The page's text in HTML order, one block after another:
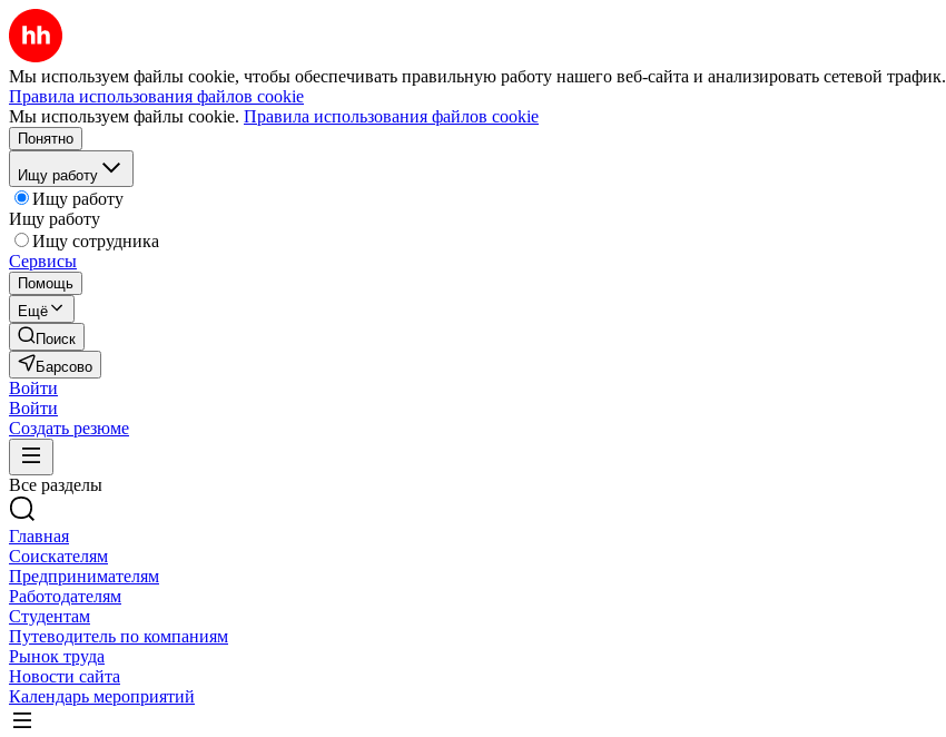
Мы используем файлы cookie, чтобы обеспечивать правильную работу нашего веб-сайта и анализировать сетевой трафик.
Правила использования файлов cookie
Мы используем файлы cookie. Правила использования файлов cookie
Понятно
Ищу работу
Ищу работу
Ищу работу
Ищу сотрудника
Сервисы
Помощь
Ещё
Поиск
Барсово
Войти
Войти
Создать резюме
Все разделы
Главная
Соискателям
Предпринимателям
Работодателям
Студентам
Путеводитель по компаниям
Рынок труда
Новости сайта
Календарь мероприятий